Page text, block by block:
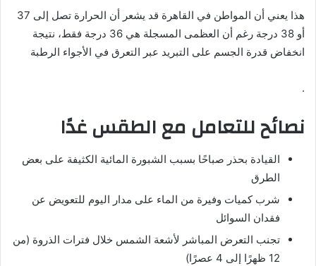
هذا يعني أن المواطن في القاهرة قد يشعر أن الحرارة تصل إلى 37
أو 38 درجة رغم أن العظمى المسجلة هي 36 درجة فقط، نتيجة
انخفاض قدرة الجسم على التبريد عبر التعرق في الأجواء الرطبة
.
نصائح للتعامل مع الطقس غدًا
القيادة بحذر صباحًا بسبب الشبورة المائية الكثيفة على بعض
الطرق
شرب كميات وفيرة من الماء على مدار اليوم للتعويض عن
فقدان السوائل
تجنب التعرض المباشر لأشعة الشمس خلال فترات الذروة (من
12 ظهرًا إلى 4 عصرًا)